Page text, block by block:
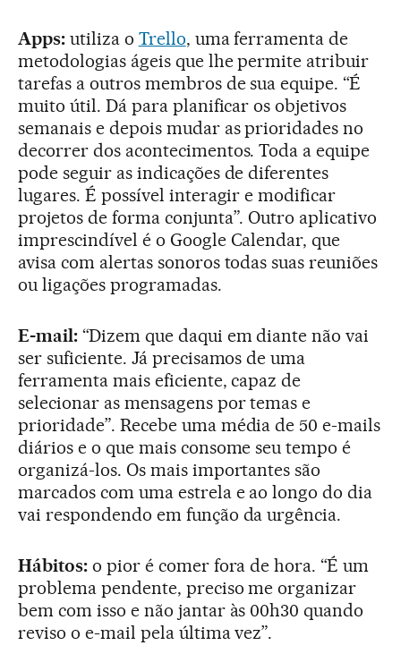
Apps:utiliza o Trello, uma ferramenta de
metodologias ágeis que lhe permite atribuir
tarefas a outros membros de sua equipe. “É
muito útil. Dá para planificar os objetivos
semanais e depois mudar as prioridades no
decorrer dos acontecimentos. Toda a equipe
pode seguir as indicações de diferentes
lugares. É possível interagir e modificar
projetos de forma conjunta”. Outro aplicativo
imprescindível é o Google Calendar, que
avisa com alertas sonoros todas suas reuniões
ou ligações programadas.
E-mail:“Dizem que daqui em diante não vai
ser suficiente. Já precisamos de uma
ferramenta mais eficiente, capaz de
selecionar as mensagens por temas e
prioridade”. Recebe uma média de 50 e-mails
diários e o que mais consome seu tempo é
organizá-los. Os mais importantes são
marcados com uma estrela e ao longo do dia
vai respondendo em função da urgência.
Hábitos:o pior é comer fora de hora. “É um
problema pendente, preciso me organizar
bem com isso e não jantar às 00h30 quando
reviso o e-mail pela última vez”.